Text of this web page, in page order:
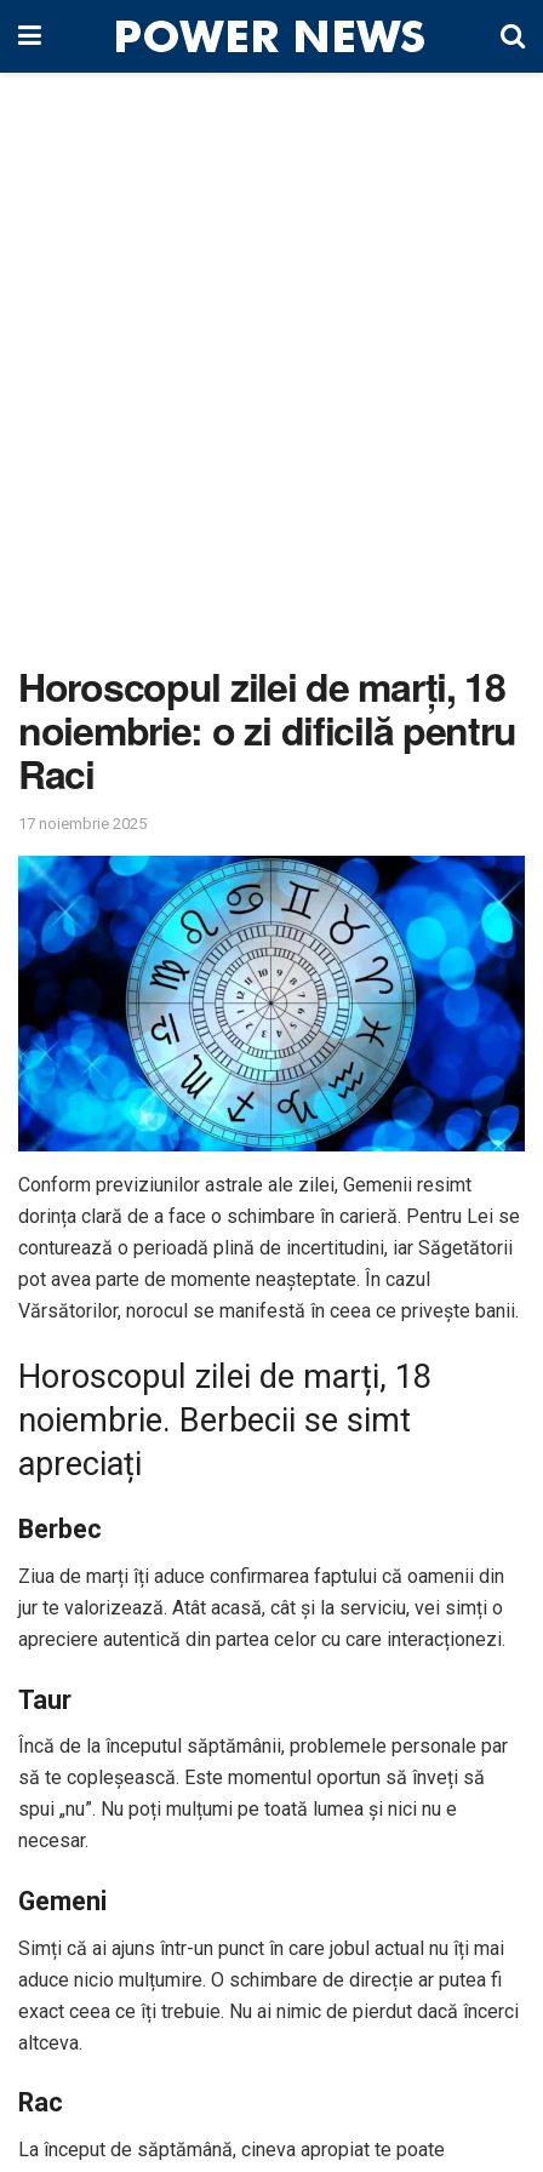
Horoscopul zilei de marți, 18
noiembrie: o zi dificilă pentru
Raci
17 noiembrie 2025
Conform previziunilor astrale ale zilei, Gemenii resimt
dorința clară de a face o schimbare în carieră. Pentru Lei se
conturează o perioadă plină de incertitudini, iar Săgetătorii
pot avea parte de momente neașteptate. În cazul
Vărsătorilor, norocul se manifestă în ceea ce privește banii.
Horoscopul zilei de marți, 18
noiembrie. Berbecii se simt
apreciați
Berbec
Ziua de marți îți aduce confirmarea faptului că oamenii din
jur te valorizează. Atât acasă, cât și la serviciu, vei simți o
apreciere autentică din partea celor cu care interacționezi.
Taur
Încă de la începutul săptămânii, problemele personale par
să te copleșească. Este momentul oportun să înveți să
spui „nu”. Nu poți mulțumi pe toată lumea și nici nu e
necesar.
Gemeni
Simți că ai ajuns într-un punct în care jobul actual nu îți mai
aduce nicio mulțumire. O schimbare de direcție ar putea fi
exact ceea ce îți trebuie. Nu ai nimic de pierdut dacă încerci
altceva.
Rac
La început de săptămână, cineva apropiat te poate